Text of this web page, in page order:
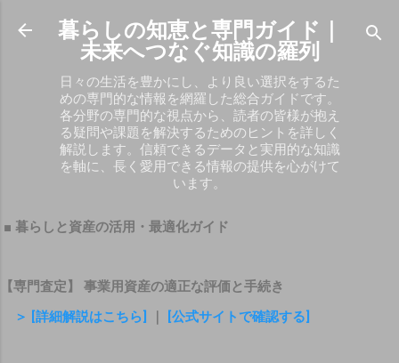
スキップしてメイン コンテンツに移動
暮らしの知恵と専門ガイド｜
未来へつなぐ知識の羅列
日々の生活を豊かにし、より良い選択をするた
めの専門的な情報を網羅した総合ガイドです。
各分野の専門的な視点から、読者の皆様が抱え
る疑問や課題を解決するためのヒントを詳しく
解説します。信頼できるデータと実用的な知識
を軸に、長く愛用できる情報の提供を心がけて
います。
■ 暮らしと資産の活用・最適化ガイド
【専門査定】 事業用資産の適正な評価と手続き
＞ [詳細解説はこちら]
[公式サイトで確認する]